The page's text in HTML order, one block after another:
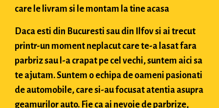
care le livram si le montam la tine acasa
Daca esti din Bucuresti sau din Ilfov si ai trecut
printr-un moment neplacut care te-a lasat fara
parbriz sau l-a crapat pe cel vechi, suntem aici sa
te ajutam. Suntem o echipa de oameni pasionati
de automobile, care si-au focusat atentia asupra
geamurilor auto. Fie ca ai nevoie de parbrize,